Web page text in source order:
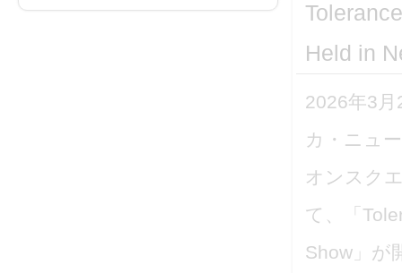
Held in
2026年3
カ・ニュ
オンスク
て、「
Show」が